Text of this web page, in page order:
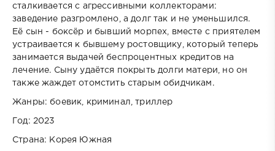
сталкивается с агрессивными коллекторами:
заведение разгромлено, а долг так и не уменьшился.
Её сын - боксёр и бывший морпех, вместе с приятелем
устраивается к бывшему ростовщику, который теперь
занимается выдачей беспроцентных кредитов на
лечение. Сыну удаётся покрыть долги матери, но он
также жаждет отомстить старым обидчикам.
Жанры: боевик, криминал, триллер
Год: 2023
Страна: Корея Южная